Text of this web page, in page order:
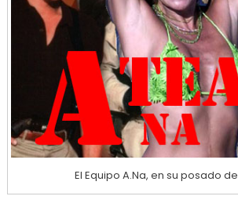
El Equipo A.Na, en su posado